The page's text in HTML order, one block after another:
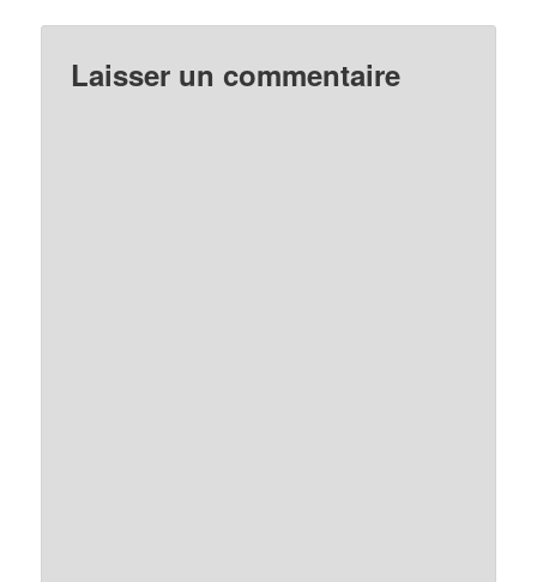
Laisser un commentaire